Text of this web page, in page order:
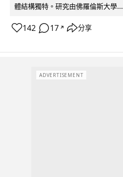
體結構獨特。研究由佛羅倫斯大學...
142 17 ↗ 分享
ADVERTISEMENT